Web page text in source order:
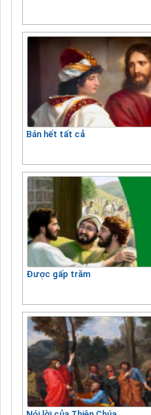
Bán hết tất cả
Được gấp trăm